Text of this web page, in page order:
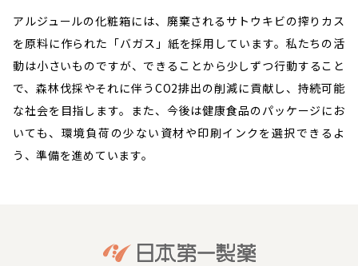
アルジュールの化粧箱には、廃棄されるサトウキビの搾りカス
を原料に作られた「バガス」紙を採用しています。私たちの活
動は小さいものですが、できることから少しずつ行動すること
で、森林伐採やそれに伴うCO2排出の削減に貢献し、持続可能
な社会を目指します。また、今後は健康食品のパッケージにお
いても、環境負荷の少ない資材や印刷インクを選択できるよ
う、準備を進めています。